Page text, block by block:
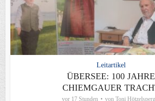
Leitartikel
ÜBERSEE: 100 JAHRE
CHIEMGAUER
vor 17 Stunden von Toni